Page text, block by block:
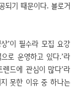
되기 때문이다. 블로거
’이 필수라 모집 요강
로 운영하고 있다.’라
드에 관심이 많다’라
못한 이유 중 하나는